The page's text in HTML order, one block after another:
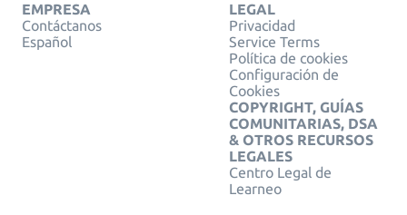
EMPRESA
Contáctanos
Español
LEGAL
Privacidad
Service Terms
Política de cookies
Configuración de
Cookies
COPYRIGHT, GUÍAS
COMUNITARIAS, DSA
& OTROS RECURSOS
LEGALES
Centro Legal de
Learneo